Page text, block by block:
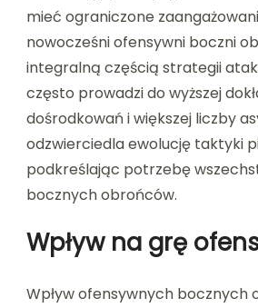
mieć ograniczone
nowocześni ofensywni boczni
integralną częścią strategii
często prowadzi do wyższej
dośrodkowań i większej liczby
odzwierciedla ewolucję taktyki
podkreślając potrzebę
bocznych obrońców.
Wpływ na grę
Wpływ ofensywnych bocznych